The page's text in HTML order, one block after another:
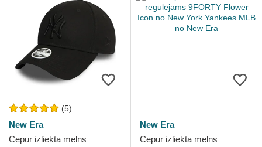
(5)
New Era
Cepur izliekta melns
New Era
Cepur izliekta melns